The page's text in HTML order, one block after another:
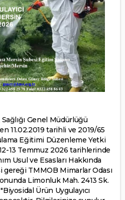
Sağlığı Genel Müdürlüğü
11.02.2019 tarihli ve 2019/65
Eğitimi Düzenleme Yetki
13 Temmuz 2026 tarihlerinde
Usul ve Esasları Hakkında
gereği TMMOB Mimarlar Odası
Limonluk Mah. 2413 Sk.
Ürün Uygulayıcı